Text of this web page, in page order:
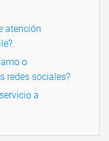
atención
o
redes sociales?
a